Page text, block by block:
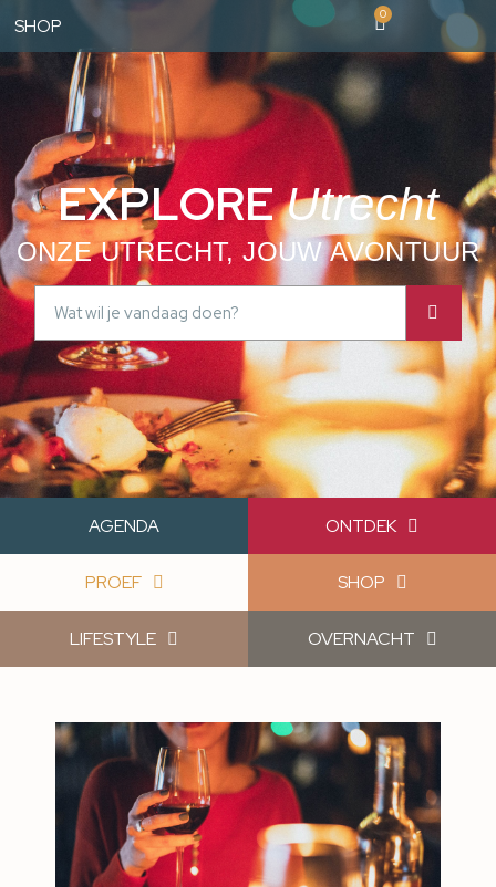
SHOP
0
EXPLOREUtrecht
ONZE UTRECHT, JOUW AVONTUUR
AGENDA ONTDEK
PROEF SHOP
LIFESTYLE OVERNACHT